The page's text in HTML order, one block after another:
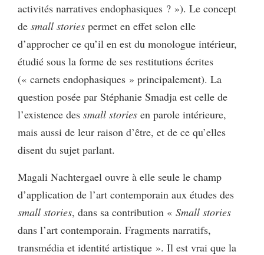
activités narratives endophasiques ? »). Le concept
de small stories permet en effet selon elle
d’approcher ce qu’il en est du monologue intérieur,
étudié sous la forme de ses restitutions écrites
(« carnets endophasiques » principalement). La
question posée par Stéphanie Smadja est celle de
l’existence des small stories en parole intérieure,
mais aussi de leur raison d’être, et de ce qu’elles
disent du sujet parlant.
Magali Nachtergael ouvre à elle seule le champ
d’application de l’art contemporain aux études des
small stories, dans sa contribution « Small stories
dans l’art contemporain. Fragments narratifs,
transmédia et identité artistique ». Il est vrai que la